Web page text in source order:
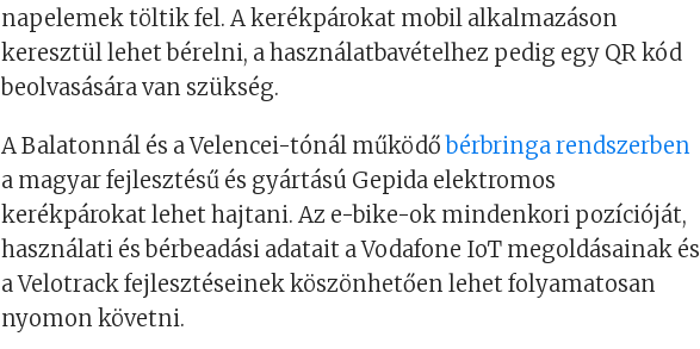
napelemek töltik fel. A kerékpárokat mobil alkalmazáson
keresztül lehet bérelni, a használatbavételhez pedig egy QR kód
beolvasására van szükség.
A Balatonnál és a Velencei-tónál működőbérbringa rendszerben
a magyar fejlesztésű és gyártású Gepida elektromos
kerékpárokat lehet hajtani. Az e-bike-ok mindenkori pozícióját,
használati és bérbeadási adatait a Vodafone IoT megoldásainak és
a Velotrack fejlesztéseinek köszönhetően lehet folyamatosan
nyomon követni.